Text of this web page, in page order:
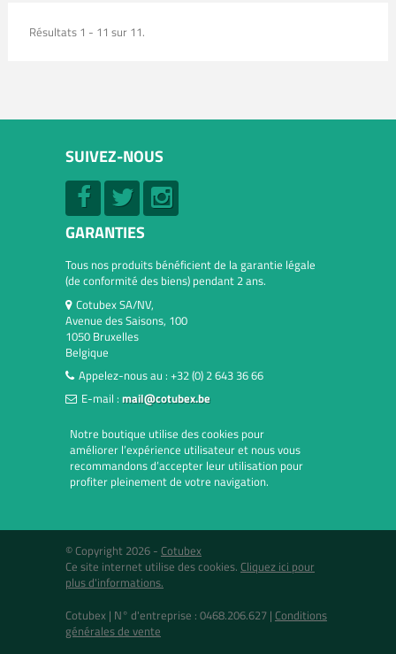
Résultats 1 - 11 sur 11.
SUIVEZ-NOUS
GARANTIES
Tous nos produits bénéficient de la garantie légale
(de conformité des biens) pendant 2 ans.
Cotubex SA/NV,
Avenue des Saisons, 100
1050 Bruxelles
Belgique
Appelez-nous au : +32 (0) 2 643 36 66
E-mail : mail@cotubex.be
Notre boutique utilise des cookies pour
améliorer l’expérience utilisateur et nous vous
recommandons d’accepter leur utilisation pour
profiter pleinement de votre navigation.
© Copyright 2026 - Cotubex
Ce site internet utilise des cookies. Cliquez ici pour
plus d'informations.
Cotubex | N° d'entreprise : 0468.206.627 | Conditions
générales de vente